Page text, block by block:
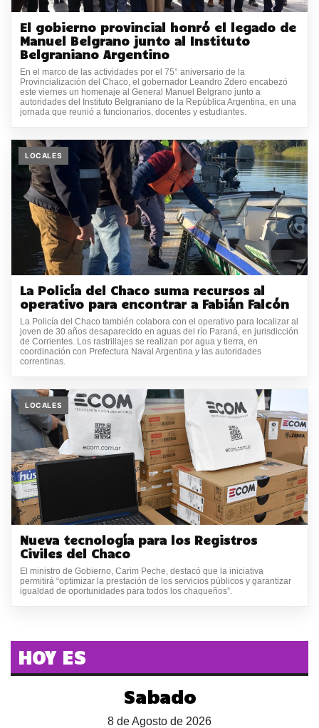
El gobierno provincial honró el legado de
Manuel Belgrano junto al Instituto
Belgraniano Argentino
En el marco de las actividades por el 75° aniversario de la
Provincialización del Chaco, el gobernador Leandro Zdero encabezó
este viernes un homenaje al General Manuel Belgrano junto a
autoridades del Instituto Belgraniano de la República Argentina, en una
jornada que reunió a funcionarios, docentes y estudiantes.
LOCALES
La Policía del Chaco suma recursos al
operativo para encontrar a Fabián Falcón
La Policía del Chaco también colabora con el operativo para localizar al
joven de 30 años desaparecido en aguas del río Paraná, en jurisdicción
de Corrientes. Los rastrillajes se realizan por agua y tierra, en
coordinación con Prefectura Naval Argentina y las autoridades
correntinas.
LOCALES
Nueva tecnología para los Registros
Civiles del Chaco
El ministro de Gobierno, Carim Peche, destacó que la iniciativa
permitirá “optimizar la prestación de los servicios públicos y garantizar
igualdad de oportunidades para todos los chaqueños”.
HOY ES
Sabado
8 de Agosto de 2026